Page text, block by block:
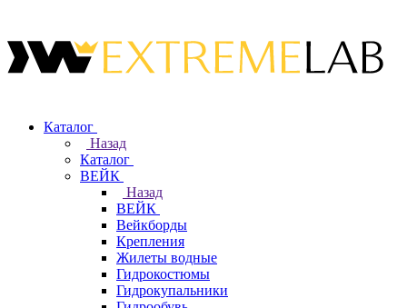
Каталог
Назад
Каталог
ВЕЙК
Назад
ВЕЙК
Вейкборды
Крепления
Жилеты водные
Гидрокостюмы
Гидрокупальники